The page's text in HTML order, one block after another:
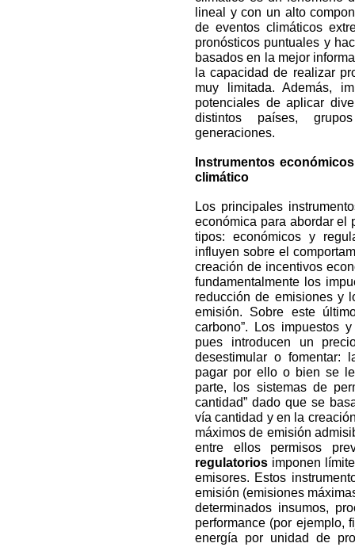
lineal y con un alto
de eventos climáticos
pronósticos puntuales y
basados en la mejor
la capacidad de realizar
muy limitada. Además,
potenciales de aplicar
distintos países,
generaciones.
Instrumentos
climático
Los principales
económica para abordar el
tipos: económicos y
influyen sobre el
creación de incentivos
fundamentalmente los
reducción de emisiones y
emisión. Sobre este
carbono”. Los impuestos
pues introducen un
desestimular o fomentar:
pagar por ello o bien se
parte, los sistemas de
cantidad” dado que se
vía cantidad y en la
máximos de emisión
entre ellos permisos
regulatorios imponen
emisores. Estos
emisión (emisiones
determinados insumos,
performance (por ejemplo,
energía por unidad de